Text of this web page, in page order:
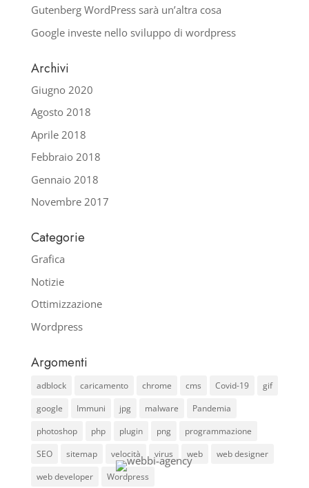
Gutenberg WordPress sarà un’altra cosa
Google investe nello sviluppo di wordpress
Archivi
Giugno 2020
Agosto 2018
Aprile 2018
Febbraio 2018
Gennaio 2018
Novembre 2017
Categorie
Grafica
Notizie
Ottimizzazione
Wordpress
Argomenti
adblock caricamento chrome cms Covid-19
gif
google
Immuni jpg malware
Pandemia
photoshop
php plugin png
programmazione
SEO
sitemap velocità virus web
web designer
web developer
Wordpress